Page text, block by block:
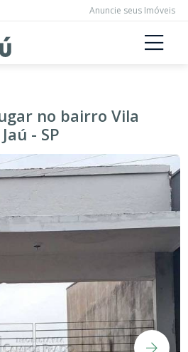
Anuncie seus Imóveis
no bairro Vila
- SP